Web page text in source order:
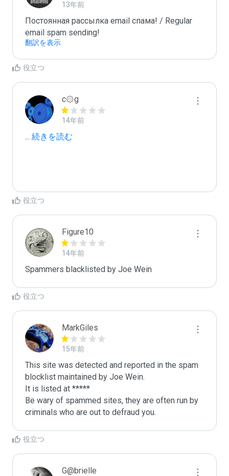
13年前
Постоянная рассылка email спама! / Regular
email spam sending!
翻訳を表示
役立つ
c۞g
14年前
... 続きを読む
役立つ
Figure10
14年前
Spammers blacklisted by Joe Wein
役立つ
MarkGiles
15年前
This site was detected and reported in the spam
blocklist maintained by Joe Wein.
It is listed at *****
Be wary of spammed sites, they are often run by
criminals who are out to defraud you.
役立つ
G@brielle